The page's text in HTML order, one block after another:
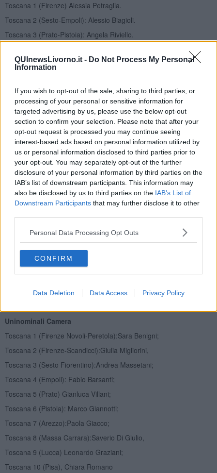
QUInewsLivorno.it - Do Not Process My Personal
Information
If you wish to opt-out of the sale, sharing to third parties, or
processing of your personal or sensitive information for
targeted advertising by us, please use the below opt-out
section to confirm your selection. Please note that after your
opt-out request is processed you may continue seeing
interest-based ads based on personal information utilized by
us or personal information disclosed to third parties prior to
your opt-out. You may separately opt-out of the further
disclosure of your personal information by third parties on the
IAB’s list of downstream participants. This information may
also be disclosed by us to third parties on the IAB’s List of
Downstream Participants that may further disclose it to other
Personal Data Processing Opt Outs
CONFIRM
Data Deletion Data Access Privacy Policy
Toscana 1 (Firenze) Alessia Petraglia.
Toscana 2 (Sesto-Empoli): Alessio Biagioli.
Toscana 3 (Prato-Pistoia): Angela Riviello.
Toscana 5 (Massa Carrara-Lucca): Luca Baccelli.
Toscana 7 (Livorno-Grosseto): Catia Sonetti
Plurinominali Camera
Toscana 1 (Prato-Pistoia-Lucca-Massa Carrara): Roberto
Speranza, Roberta Agostini, Marco De Martin Mazzalon, Elisabetta
Liberatore detta Bamba.
Toscana 2 (Livorno-Pisa-Pontedera-Poggibonsi): Nicola Fratoianni,
Rossella Muroni, Claudio Riccio, Monica Bellandi.
Toscana 3 (Firenze-Sesto Fiorentino-Empoli): Roberto Speranza,
Tea Albini, Filippo Fossati, Serena Pillozzi.
Toscana 4 (Arezzo-Siena-Grosseto): Roberto Speranza, Loriana
Plurinominali Senato
Toscana 1 (Firenze-Prato-Pistoia-Lucca-Massa Carrara): Alessia
Petraglia, Giulio Marcon, Angela Riviello, Antonio Natali
Toscana 2 (Pisa-Livorno- Grosseto-Siena-Arezzo): Paolo
Fontanelli, Cinzia Bartalini, Giulio Cesare Ricci, Sabrina Benenati
___________________________________________
Uninominali Camera
Toscana 1 (Firenze Novoli-Peretola):Sara Benigni;
Toscana 2 (Firenze-Scandicci):Giulia Migliorini,
Toscana 3 (Sesto Fiorentino):Andrea Massetani;
Toscana 4 (Empoli): Fabio Barsanti;
Toscana 5 (Prato) Gianluca Villani;
Toscana 6 (Pistoia): Marco Giannotti;
Toscana 7 (Arezzo):Paola Giacco;
Toscana 8 (Massa Carrara):Saverio Di Giulio,
Toscana 9 (Lucca) Leonardo Graziani;
Toscana 10 (Pisa), Chiara Romano